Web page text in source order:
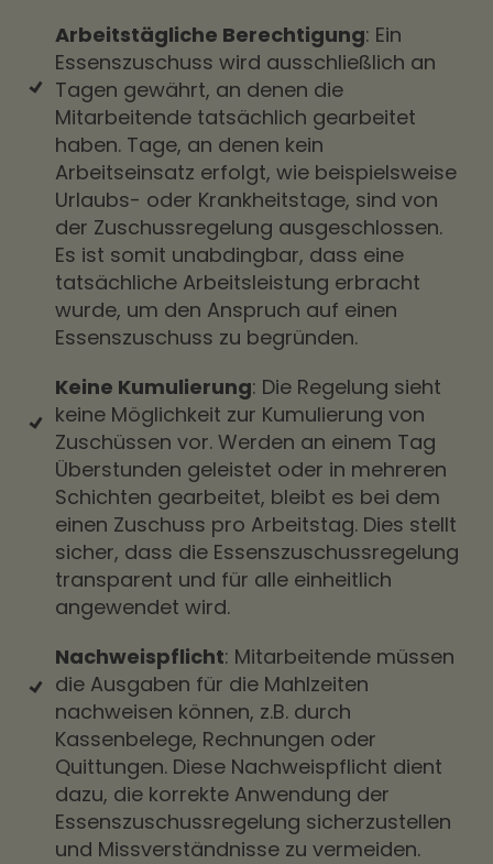
Arbeitstägliche Berechtigung: Ein
Essenszuschuss wird ausschließlich an
Tagen gewährt, an denen die
Mitarbeitende tatsächlich gearbeitet
haben. Tage, an denen kein
Arbeitseinsatz erfolgt, wie beispielsweise
Urlaubs- oder Krankheitstage, sind von
der Zuschussregelung ausgeschlossen.
Es ist somit unabdingbar, dass eine
tatsächliche Arbeitsleistung erbracht
wurde, um den Anspruch auf einen
Essenszuschuss zu begründen.
Keine Kumulierung: Die Regelung sieht
keine Möglichkeit zur Kumulierung von
Zuschüssen vor. Werden an einem Tag
Überstunden geleistet oder in mehreren
Schichten gearbeitet, bleibt es bei dem
einen Zuschuss pro Arbeitstag. Dies stellt
sicher, dass die Essenszuschussregelung
transparent und für alle einheitlich
angewendet wird.
Nachweispflicht: Mitarbeitende müssen
die Ausgaben für die Mahlzeiten
nachweisen können, z.B. durch
Kassenbelege, Rechnungen oder
Quittungen. Diese Nachweispflicht dient
dazu, die korrekte Anwendung der
Essenszuschussregelung sicherzustellen
und Missverständnisse zu vermeiden.